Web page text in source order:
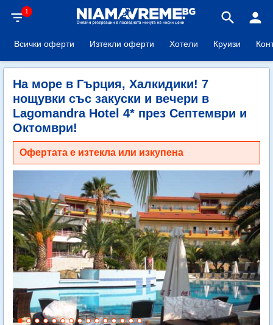
filter_list1 search person
Всички оферти Изтекли оферти Хотели Круизи
На море в Гърция, Халкидики! 7
нощувки със закуски и вечери в
Lagomandra Hotel 4* през Септември и
Октомври!
Офертата е изтекла или изкупена